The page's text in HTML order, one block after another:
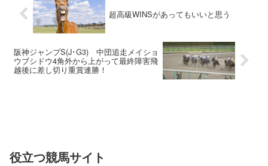
超高級WINSがあってもいいと思う
阪神ジャンプS(J･G3) 中団追走メイショ
ウブシドウ4角外から上がって最終障害飛
越後に差し切り重賞連勝！
役立つ競馬サイト